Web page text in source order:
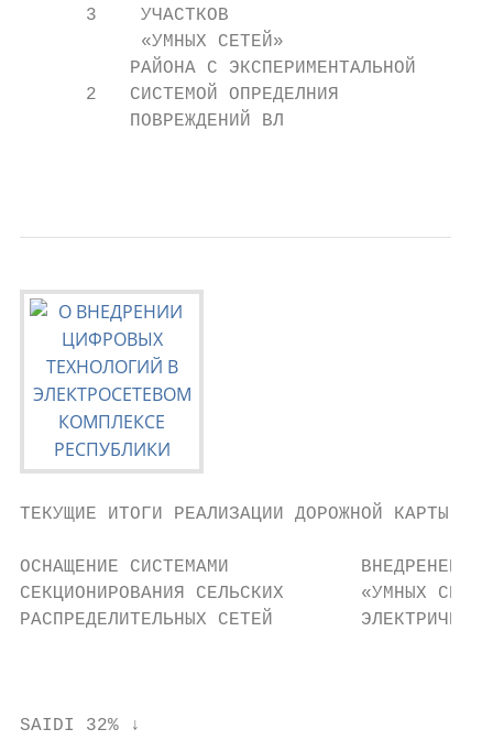
      3    УЧАСТКОВ
           «УМНЫХ СЕТЕЙ»
          РАЙОНА С ЭКСПЕРИМЕНТАЛЬНОЙ
      2   СИСТЕМОЙ ОПРЕДЕЛНИЯ
          ПОВРЕЖДЕНИЙ ВЛ
ТЕКУЩИЕ ИТОГИ РЕАЛИЗАЦИИ ДОРОЖНОЙ КАРТЫ
ОСНАЩЕНИЕ СИСТЕМАМИ            ВНЕДРЕНЕНИЕ
СЕКЦИОНИРОВАНИЯ СЕЛЬСКИХ       «УМНЫХ
РАСПРЕДЕЛИТЕЛЬНЫХ СЕТЕЙ
SAIDI 32% ↓